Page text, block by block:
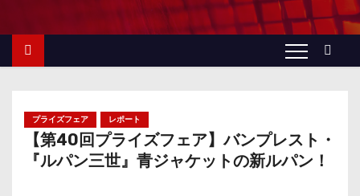
プライズフェア レポート
【第40回プライズフェア】バンプレスト・
『ルパン三世』青ジャケットの新ルパン！